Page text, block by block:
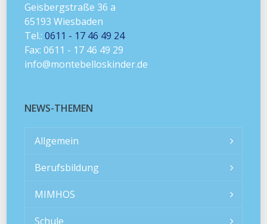
Geisbergstraße 36 a
65193 Wiesbaden
Tel.:0611 - 17 46 49 24
Fax: 0611 - 17 46 49 29
info@montebelloskinder.de
NEWS-THEMEN
Allgemein
Berufsbildung
MIMHOS
Schule